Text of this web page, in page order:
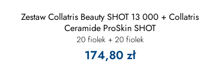
Zestaw Collatris Beauty SHOT 13 000 + Collatris
Ceramide ProSkin SHOT
20 fiolek + 20 fiolek
174,80 zł